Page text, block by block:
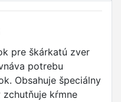
pre škárkatú zver
potrebu
Obsahuje špeciálny
kŕmne